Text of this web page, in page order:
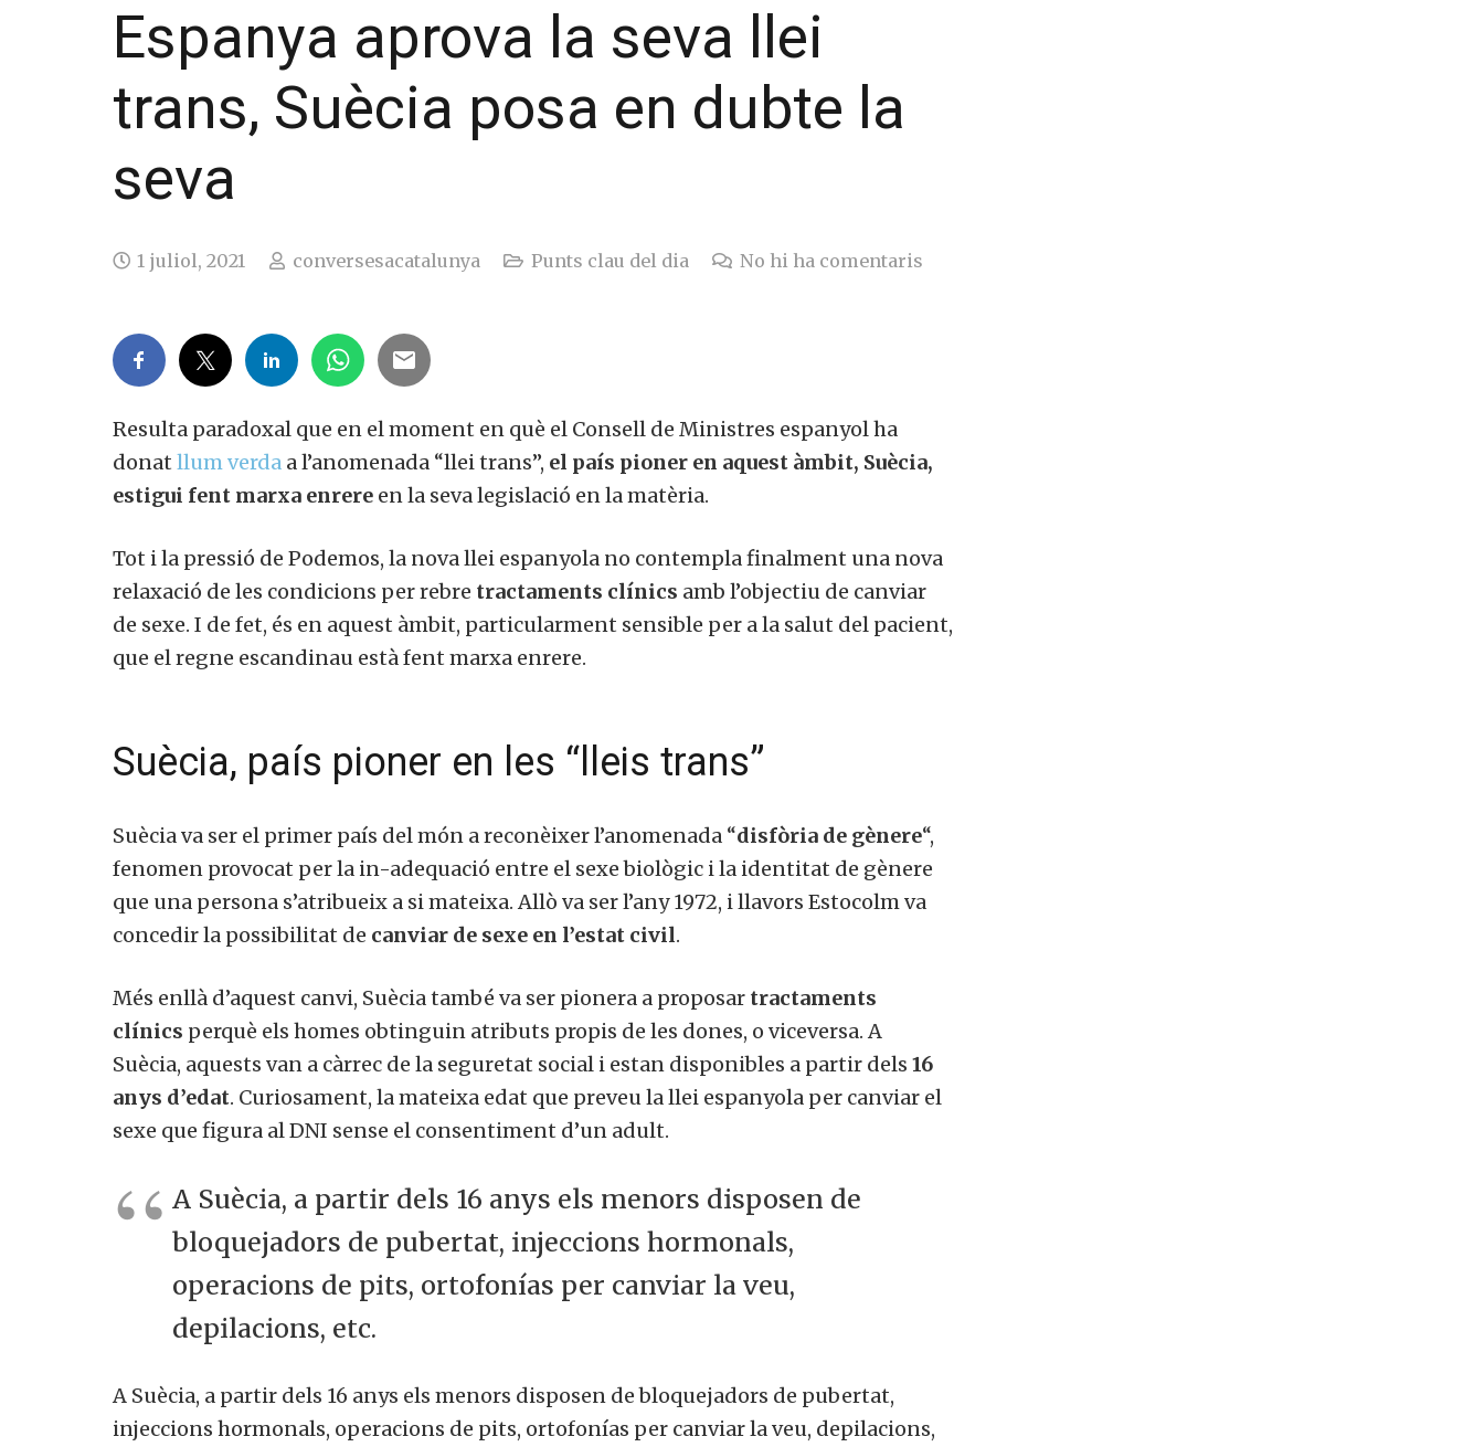
Espanya aprova la seva llei
trans, Suècia posa en dubte la
seva
1 juliol, 2021 conversesacatalunya Punts clau del dia No hi ha comentaris
Resulta paradoxal que en el moment en què el Consell de Ministres espanyol ha
donat llum verda a l’anomenada “llei trans”, el país pioner en aquest àmbit, Suècia,
estigui fent marxa enrere en la seva legislació en la matèria.
Tot i la pressió de Podemos, la nova llei espanyola no contempla finalment una nova
relaxació de les condicions per rebre tractaments clínics amb l’objectiu de canviar
de sexe. I de fet, és en aquest àmbit, particularment sensible per a la salut del pacient,
que el regne escandinau està fent marxa enrere.
Suècia, país pioner en les “lleis trans”
Suècia va ser el primer país del món a reconèixer l’anomenada “disfòria de gènere“,
fenomen provocat per la in-adequació entre el sexe biològic i la identitat de gènere
que una persona s’atribueix a si mateixa. Allò va ser l’any 1972, i llavors Estocolm va
concedir la possibilitat de canviar de sexe en l’estat civil.
Més enllà d’aquest canvi, Suècia també va ser pionera a proposar tractaments
clínics perquè els homes obtinguin atributs propis de les dones, o viceversa. A
Suècia, aquests van a càrrec de la seguretat social i estan disponibles a partir dels 16
anys d’edat. Curiosament, la mateixa edat que preveu la llei espanyola per canviar el
sexe que figura al DNI sense el consentiment d’un adult.
A Suècia, a partir dels 16 anys els menors disposen de
bloquejadors de pubertat, injeccions hormonals,
operacions de pits, ortofonías per canviar la veu,
depilacions, etc.
A Suècia, a partir dels 16 anys els menors disposen de bloquejadors de pubertat,
injeccions hormonals, operacions de pits, ortofonías per canviar la veu, depilacions,